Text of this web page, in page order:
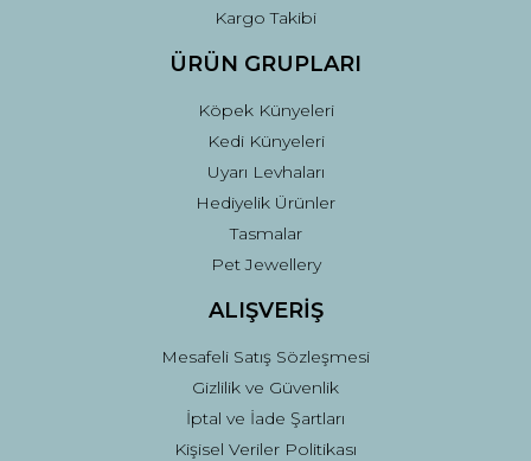
Kargo Takibi
ÜRÜN GRUPLARI
Köpek Künyeleri
Kedi Künyeleri
Uyarı Levhaları
Hediyelik Ürünler
Tasmalar
Pet Jewellery
ALIŞVERİŞ
Mesafeli Satış Sözleşmesi
Gizlilik ve Güvenlik
İptal ve İade Şartları
Kişisel Veriler Politikası